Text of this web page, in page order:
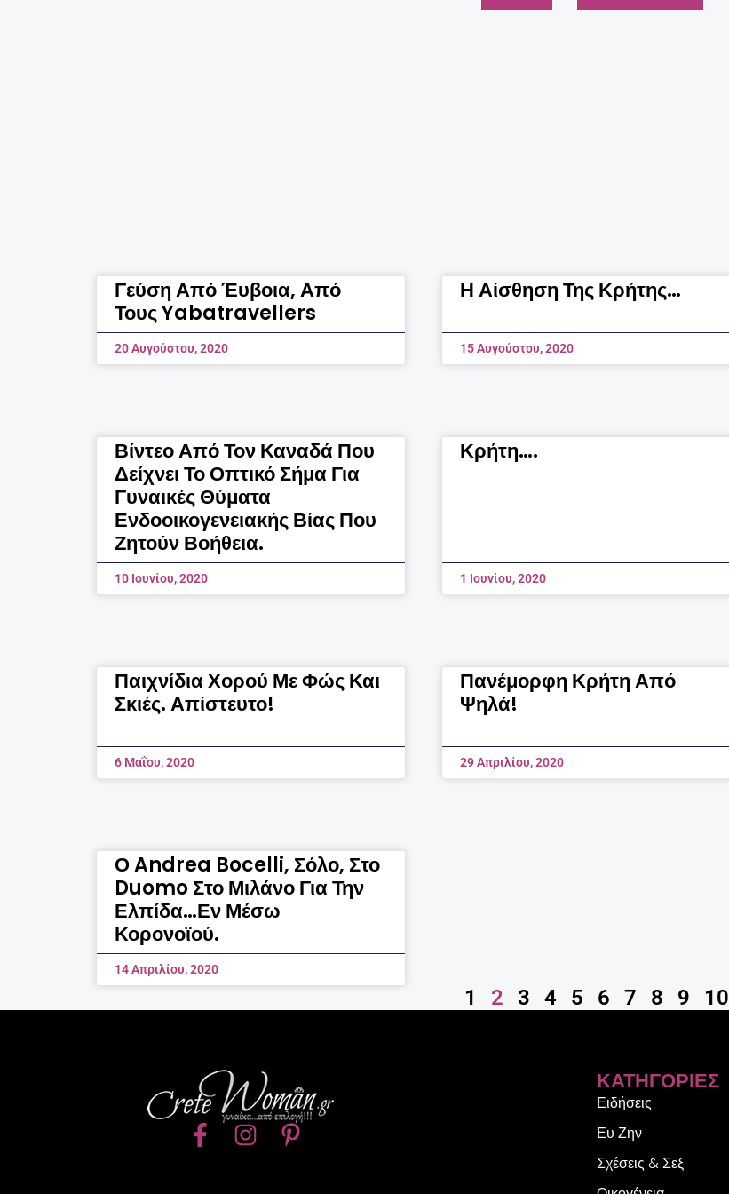
Γεύση Από Έυβοια, Από
Τους Yabatravellers
20 Αυγούστου, 2020
Η Αίσθηση Της Κρήτης…
15 Αυγούστου, 2020
Βίντεο Από Τον Καναδά Που
Δείχνει Το Οπτικό Σήμα Για
Γυναικές Θύματα
Ενδοοικογενειακής Βίας Που
Ζητούν Βοήθεια.
10 Ιουνίου, 2020
Κρήτη….
1 Ιουνίου, 2020
Παιχνίδια Χορού Με Φώς Και
Σκιές. Απίστευτο!
6 Μαΐου, 2020
Πανέμορφη Κρήτη Από
Ψηλά!
29 Απριλίου, 2020
Ο Andrea Bocelli, Σόλο, Στο
Duomo Στο Μιλάνο Για Την
Ελπίδα…εν Μέσω
Κορονοϊού.
14 Απριλίου, 2020
Page
1
Page
2
Page
3
Page
4
Page
5
Page
6
Page
7
Page
8 9 10
F
I
P
ΚΑΤΗΓΟΡΊΕΣ
Ειδήσεις
Ευ Ζην
Σχέσεις & Σεξ